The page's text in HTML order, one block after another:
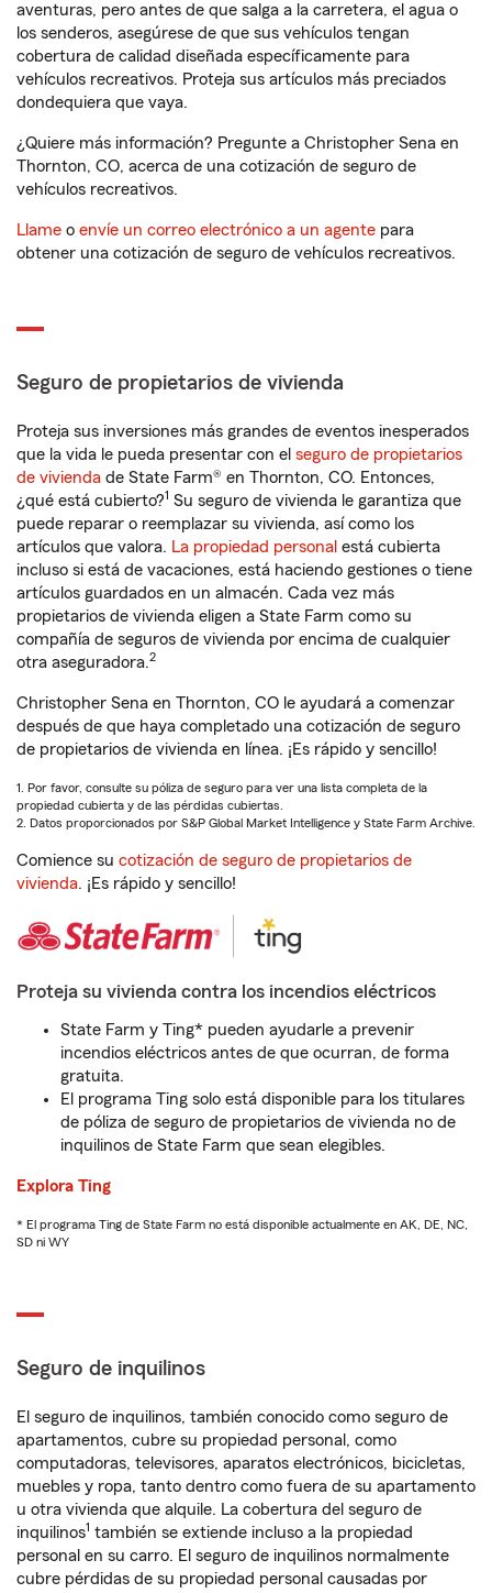
aventuras, pero antes de que salga a la carretera, el agua o
los senderos, asegúrese de que sus vehículos tengan
cobertura de calidad diseñada específicamente para
vehículos recreativos. Proteja sus artículos más preciados
dondequiera que vaya.
¿Quiere más información? Pregunte a Christopher Sena en
Thornton, CO, acerca de una cotización de seguro de
vehículos recreativos.
Llame o envíe un correo electrónico a un agente para
obtener una cotización de seguro de vehículos recreativos.
Seguro de propietarios de vivienda
Proteja sus inversiones más grandes de eventos inesperados
que la vida le pueda presentar con el seguro de propietarios
de vivienda de State Farm® en Thornton, CO. Entonces,
¿qué está cubierto?1 Su seguro de vivienda le garantiza que
puede reparar o reemplazar su vivienda, así como los
artículos que valora. La propiedad personal está cubierta
incluso si está de vacaciones, está haciendo gestiones o tiene
artículos guardados en un almacén. Cada vez más
propietarios de vivienda eligen a State Farm como su
compañía de seguros de vivienda por encima de cualquier
otra aseguradora.2
Christopher Sena en Thornton, CO le ayudará a comenzar
después de que haya completado una cotización de seguro
de propietarios de vivienda en línea. ¡Es rápido y sencillo!
1. Por favor, consulte su póliza de seguro para ver una lista completa de la
propiedad cubierta y de las pérdidas cubiertas.
2. Datos proporcionados por S&P Global Market Intelligence y State Farm Archive.
Comience su cotización de seguro de propietarios de
vivienda. ¡Es rápido y sencillo!
Proteja su vivienda contra los incendios eléctricos
State Farm y Ting* pueden ayudarle a prevenir
incendios eléctricos antes de que ocurran, de forma
gratuita.
El programa Ting solo está disponible para los titulares
de póliza de seguro de propietarios de vivienda no de
inquilinos de State Farm que sean elegibles.
Explora Ting
* El programa Ting de State Farm no está disponible actualmente en AK, DE, NC,
SD ni WY
Seguro de inquilinos
El seguro de inquilinos, también conocido como seguro de
apartamentos, cubre su propiedad personal, como
computadoras, televisores, aparatos electrónicos, bicicletas,
muebles y ropa, tanto dentro como fuera de su apartamento
u otra vivienda que alquile. La cobertura del seguro de
inquilinos1 también se extiende incluso a la propiedad
personal en su carro. El seguro de inquilinos normalmente
cubre pérdidas de su propiedad personal causadas por